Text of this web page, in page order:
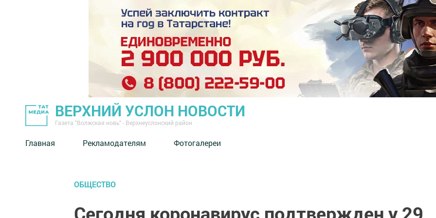
ВЕРХНИЙ УСЛОН НОВОСТИ
Газета "Волжская новь" - Верхнеуслонский район
Главная Рекламодателям Фотогалереи
ОБЩЕСТВО
Сегодня коронавирус подтвержден у 29